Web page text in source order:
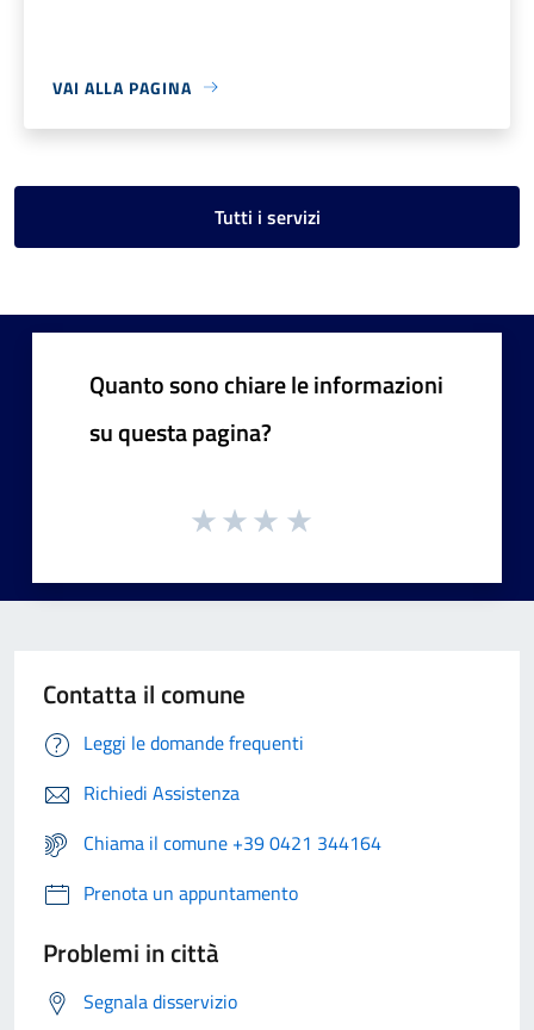
VAI ALLA PAGINA
Tutti i servizi
Quanto sono chiare le informazioni
su questa pagina?
Contatta il comune
Leggi le domande frequenti
Richiedi Assistenza
Chiama il comune +39 0421 344164
Prenota un appuntamento
Problemi in città
Segnala disservizio